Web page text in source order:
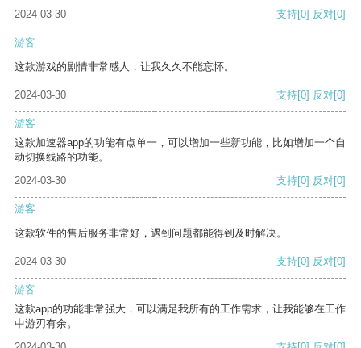
2024-03-30
支持[0] 反对[0]
游客
这款游戏的剧情非常感人，让我久久不能忘怀。
2024-03-30 支持[0] 反对[0]
游客
这款加速器app的功能有点单一，可以增加一些新功能，比如增加一个自
动切换线路的功能。
2024-03-30
支持[0] 反对[0]
游客
这款软件的售后服务非常好，遇到问题都能得到及时解决。
2024-03-30 支持[0] 反对[0]
游客
这款app的功能非常强大，可以满足我所有的工作需求，让我能够在工作
中游刃有余。